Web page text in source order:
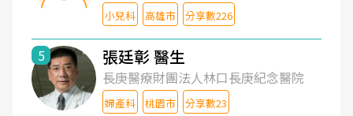
小兒科 高雄市 分享數226
5 張廷彰 醫生
長庚醫療財團法人林口長庚紀念醫院
婦產科 桃園市 分享數23